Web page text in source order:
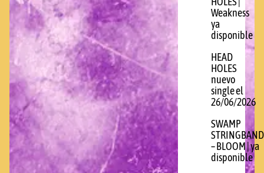
Weakness
ya
disponible
HEAD
HOLES
nuevo
single el
26/06/2026
SWAMP
STRINGBAND
– BLOOM | ya
disponible